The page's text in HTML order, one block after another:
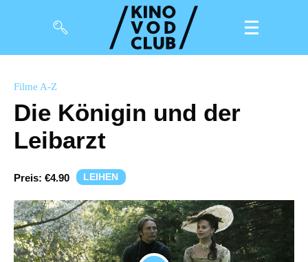
Magazin
Kuratierungen
Events
So geht’s
Filmpakete
Filme A-Z
Die Königin und der
Leibarzt
Preis: €4.90 LEIHEN